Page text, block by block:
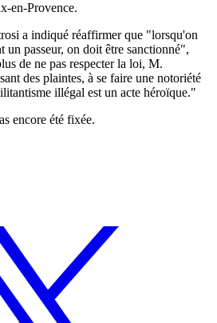
en-Provence.
a indiqué réaffirmer que "lorsqu'on
un passeur, on doit être sanctionné",
de ne pas respecter la loi, M.
des plaintes, à se faire une notoriété
illégal est un acte héroïque."
encore été fixée.